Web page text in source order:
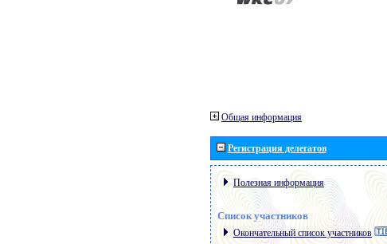
Общая информация
Регистрация делегатов
Полезная информация
Список участников
Окончательный список участников